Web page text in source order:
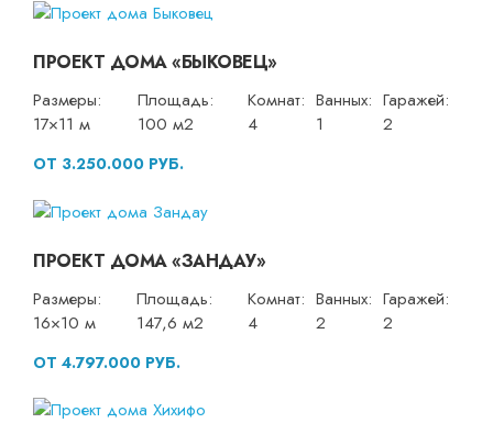
ПРОЕКТ ДОМА «БЫКОВЕЦ»
Размеры:
17×11 м
Площадь:
100 м2
Комнат:
4
Ванных:
1
Гаражей:
2
ОТ 3.250.000 РУБ.
ПРОЕКТ ДОМА «ЗАНДАУ»
Размеры:
16×10 м
Площадь:
147,6 м2
Комнат:
4
Ванных:
2
Гаражей:
2
ОТ 4.797.000 РУБ.